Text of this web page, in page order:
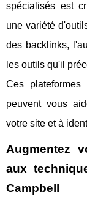
spécialisés est
une variété
des backlinks,
les outils qu'il
Ces
peuvent vous
votre site et à
Augmentez
aux
Campbell